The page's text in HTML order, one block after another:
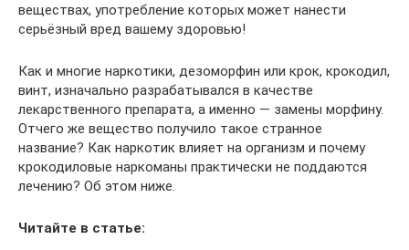
веществах, употребление которых может нанести
серьёзный вред вашему здоровью!
Как и многие наркотики, дезоморфин или крок, крокодил,
винт, изначально разрабатывался в качестве
лекарственного препарата, а именно — замены морфину.
Отчего же вещество получило такое странное
название? Как наркотик влияет на организм и почему
крокодиловые наркоманы практически не поддаются
лечению? Об этом ниже.
Читайте в статье: